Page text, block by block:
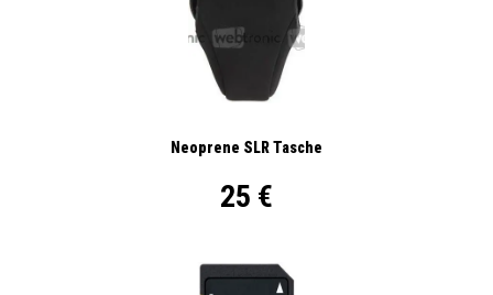
Neoprene SLR Tasche
25 €